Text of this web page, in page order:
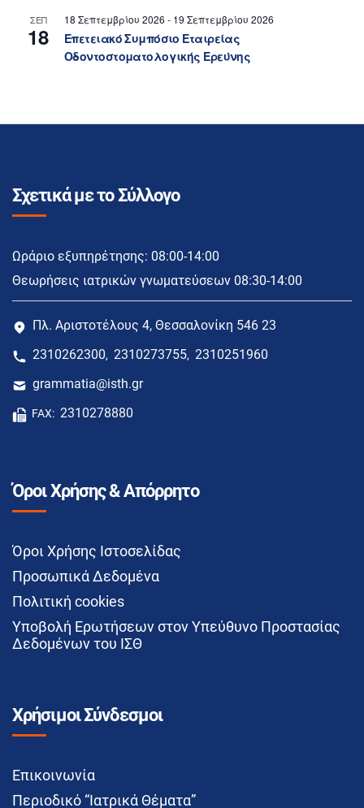
ΣΕΠ
18
18 Σεπτεμβρίου 2026 - 19 Σεπτεμβρίου 2026
Επετειακό Συμπόσιο Εταιρείας
Οδοντοστοματολογικής Ερεύνης
Σχετικά με το Σύλλογο
Ωράριο εξυπηρέτησης: 08:00-14:00
Θεωρήσεις ιατρικών γνωματεύσεων 08:30-14:00
Πλ. Αριστοτέλους 4, Θεσσαλονίκη 546 23
2310262300, 2310273755, 2310251960
grammatia@isth.gr
FAX: 2310278880
Όροι Χρήσης & Απόρρητο
Όροι Χρήσης Ιστοσελίδας
Προσωπικά Δεδομένα
Πολιτική cookies
Υποβολή Ερωτήσεων στον Υπεύθυνο Προστασίας
Δεδομένων του ΙΣΘ
Χρήσιμοι Σύνδεσμοι
Επικοινωνία
Περιοδικό “Ιατρικά Θέματα”